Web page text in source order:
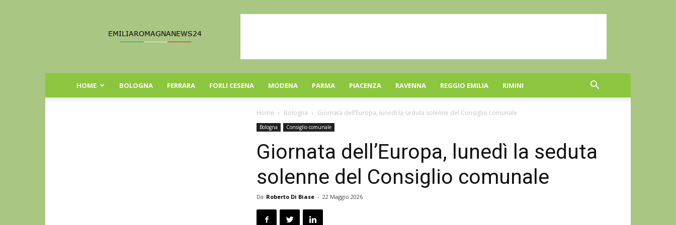
Romagna
HOME BOLOGNA FERRARA FORLI CESENA MODENA PARMA PIACENZA RAVENNA REGGIO EMILIA RIMINI
Home Bologna Giornata dell’Europa, lunedì la seduta solenne del Consiglio comunale
Bologna Consiglio comunale
Giornata dell’Europa, lunedì la seduta
solenne del Consiglio comunale
Da Roberto Di Biase - 22 Maggio 2026